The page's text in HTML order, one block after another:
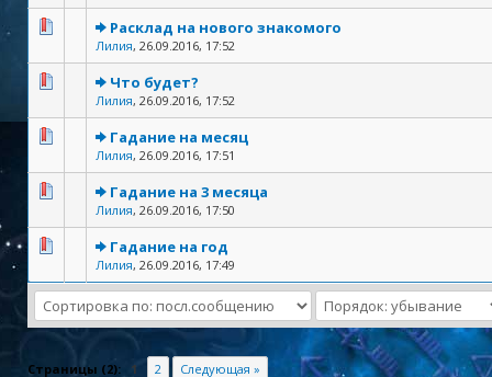
Расклад на нового знакомого
Лилия, 26.09.2016, 17:52
Что будет?
Лилия, 26.09.2016, 17:52
Гадание на месяц
Лилия, 26.09.2016, 17:51
Гадание на 3 месяца
Лилия, 26.09.2016, 17:50
Гадание на год
Лилия, 26.09.2016, 17:49
Страницы (2): 1 2 Следующая »